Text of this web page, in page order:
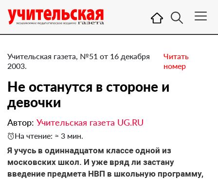
Учительская газета, №51 от 16 декабря
2003.
Читать
номер
Не останутся в стороне и
девочки
Автор: Учительская газета UG.RU
На чтение: ≈ 3 мин.
Я учусь в одиннадцатом классе одной из
московских школ. И уже вряд ли застану
введение предмета НВП в школьную программу,